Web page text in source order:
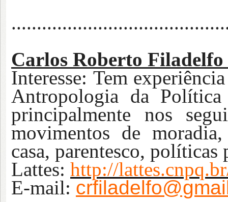
...
Carlos Roberto
Interesse: Tem
Antropologia da
principalmente nos
movimentos de
casa, parentesco,
Lattes: http://
E-mail: